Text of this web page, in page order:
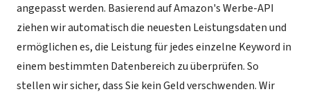
angepasst werden. Basierend auf Amazon's Werbe-API
ziehen wir automatisch die neuesten Leistungsdaten und
ermöglichen es, die Leistung für jedes einzelne Keyword in
einem bestimmten Datenbereich zu überprüfen. So
stellen wir sicher, dass Sie kein Geld verschwenden. Wir